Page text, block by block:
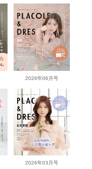
2026年06月号
2026年03月号